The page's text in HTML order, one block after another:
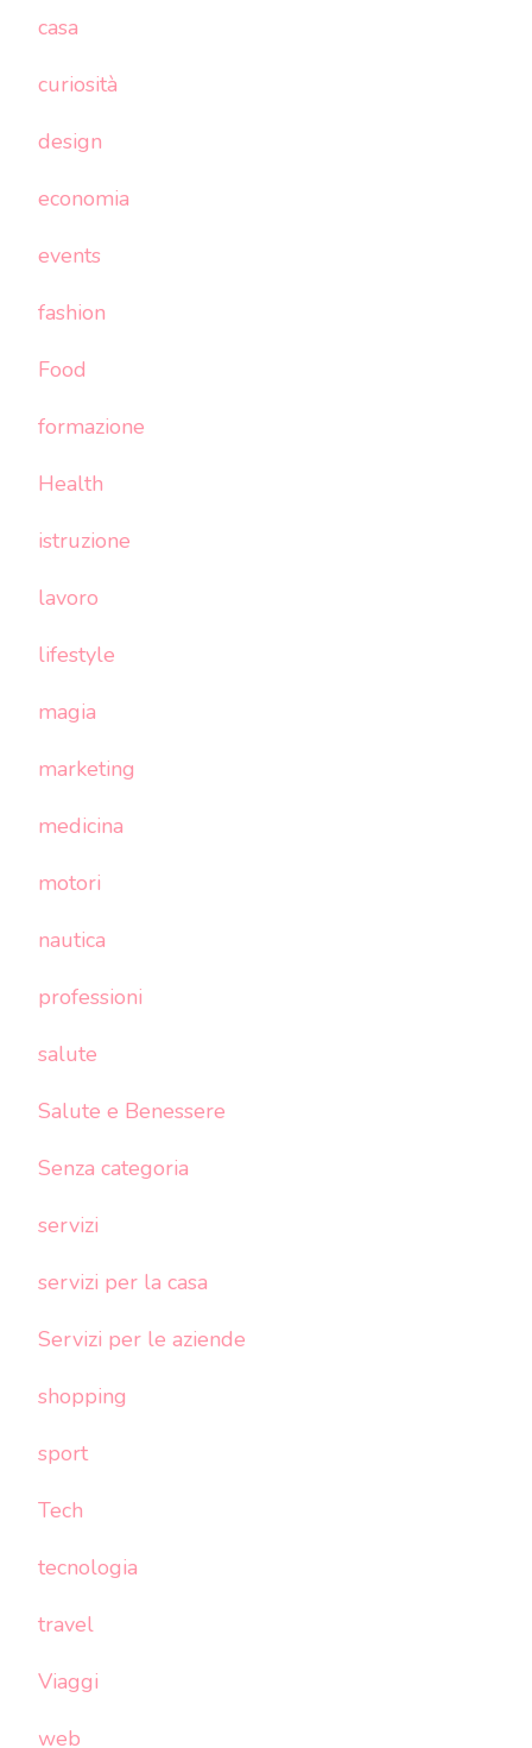
casa
curiosità
design
economia
events
fashion
Food
formazione
Health
istruzione
lavoro
lifestyle
magia
marketing
medicina
motori
nautica
professioni
salute
Salute e Benessere
Senza categoria
servizi
servizi per la casa
Servizi per le aziende
shopping
sport
Tech
tecnologia
travel
Viaggi
web